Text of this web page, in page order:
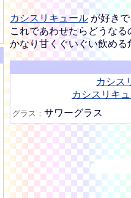
カシスリキュールが好きで
これであわせたらどうな
かなり甘くぐいぐい飲め
カシス
カシスリキ
グラス： サワーグラス